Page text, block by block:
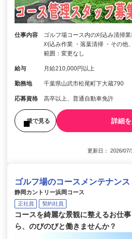
仕事内容
ゴルフ場コース内の刈込み清掃
刈込み作業 ・落葉清掃 ・その他
範囲：変更なし
給与 月給210,000円以上
勤務地 千葉県山武市松尾町下大蔵790
応募資格 高卒以上、普通自動車免許
後で見る 詳細
更新日： 2026/
ゴルフ場のコースメンテナンス
静岡カントリー浜岡コース
正社員 契約社員
コースを綺麗な景観に整えるお仕
ら、のびのびと働きませんか？